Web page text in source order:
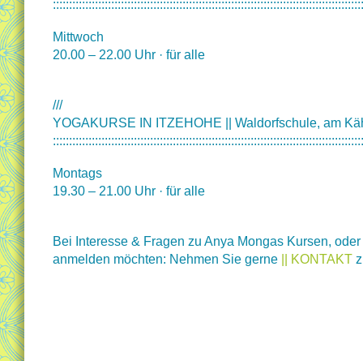
Mittwoch
20.00 – 22.00 Uhr · für alle
///
YOGAKURSE IN ITZEHOHE || Waldorfschule, am
Montags
19.30 – 21.00 Uhr · für alle
Bei Interesse & Fragen zu Anya Mongas Kursen,
anmelden möchten: Nehmen Sie gerne
|| KONTAKT